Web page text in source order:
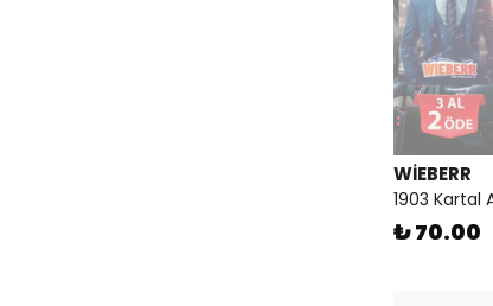
WİEBERR
1903 Kartal
₺ 70.00